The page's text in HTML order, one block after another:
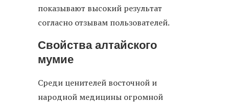
показывают высокий результат
согласно отзывам пользователей.
Свойства алтайского
мумие
Среди ценителей восточной и
народной медицины огромной